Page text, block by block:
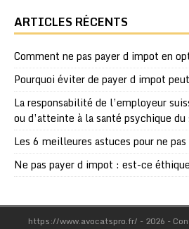
ARTICLES RÉCENTS
Comment ne pas payer d impot en
Pourquoi éviter de payer d impot
La responsabilité de l’employeur
ou d’atteinte à la santé psychique du
Les 6 meilleures astuces pour ne
Ne pas payer d impot : est-ce
https://www.avocatspro.fr/ - 2026 -